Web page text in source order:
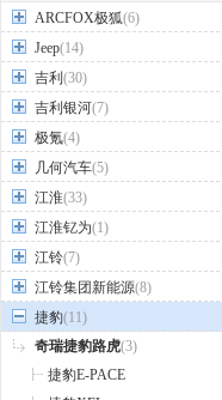
ARCFOX极狐(6)
Jeep(14)
吉利 (30)
吉利银河(7)
极氪(4)
几何汽车(5)
江淮(33)
江淮钇为(1)
江铃(7)
江铃集团新能源(8)
捷豹(11)
奇瑞捷豹路虎(3)
捷豹E-PACE